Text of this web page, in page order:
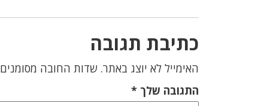
כתיבת תגובה
האימייל לא יוצג באתר. שדות החובה מסומנים
התגובה שלך*